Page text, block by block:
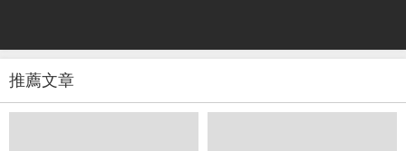
推薦文章